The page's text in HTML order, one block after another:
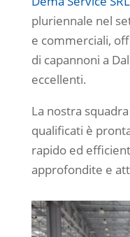
pluriennale nel
e commerciali,
di capannoni a
eccellenti.
La nostra
qualificati è
rapido ed
approfondite e